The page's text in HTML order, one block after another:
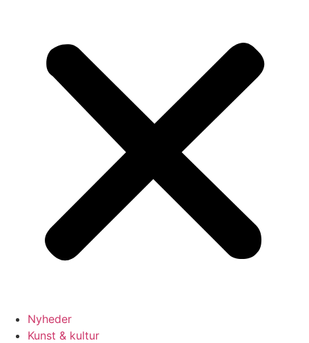
Nyheder
Kunst & kultur